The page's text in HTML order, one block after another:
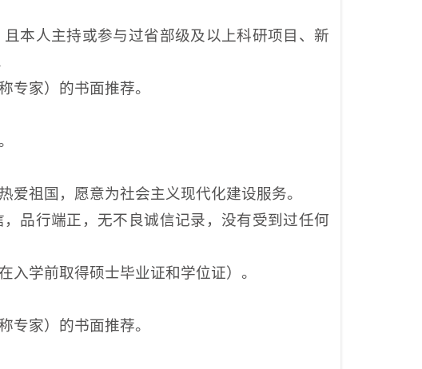
本人主持或参与过省部级及以上科研项目、新
专家） 的书面推荐。
爱祖国，愿意为社会主义现代化建设服务。
品行端正，无不良诚信记录，没有受到过任何
入学前取得硕士毕业证和学位证）。
专家） 的书面推荐。